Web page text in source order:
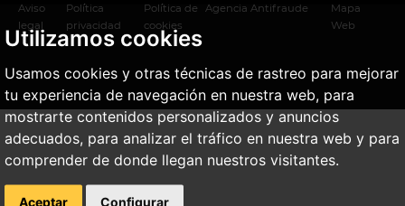
Utilizamos cookies
Usamos cookies y otras técnicas de rastreo para mejorar
tu experiencia de navegación en nuestra web, para
mostrarte contenidos personalizados y anuncios
adecuados, para analizar el tráfico en nuestra web y para
comprender de donde llegan nuestros visitantes.
Aceptar Configurar
Aviso
legal
Política
privacidad
Política de
cookies
Agencia Antifraude
Mapa
Web